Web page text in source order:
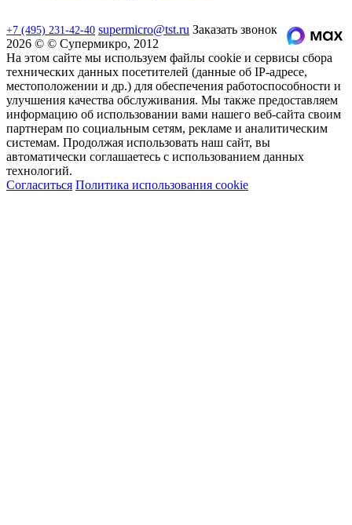
+7 (495) 231-42-40 supermicro@tst.ru Заказать звонок
2026 © © Супермикро, 2012
На этом сайте мы используем файлы cookie и сервисы сбора
технических данных посетителей (данные об IP-адресе,
местоположении и др.) для обеспечения работоспособности и
улучшения качества обслуживания. Мы также предоставляем
информацию об использовании вами нашего веб-сайта своим
партнерам по социальным сетям, рекламе и аналитическим
системам. Продолжая использовать наш сайт, вы
автоматически соглашаетесь с использованием данных
технологий.
Согласиться Политика использования cookie